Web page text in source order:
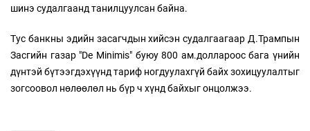
шинэ судалгаанд танилцуулсан байна.
Тус банкны эдийн засагчдын хийсэн судалгаагаар Д.Трампын
Засгийн газар "De Minimis" буюу 800 ам.доллароос бага үнийн
дүнтэй бүтээгдэхүүнд тариф ногдуулахгүй байх зохицуулалтыг
зогсоовол нөлөөлөл нь бүр ч хүнд байхыг онцолжээ.